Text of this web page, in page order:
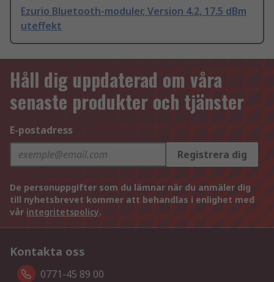
Ezurio Bluetooth-moduler, Version 4.2, 17.5 dBm
uteffekt
Håll dig uppdaterad om våra
senaste produkter och tjänster
E-postadress
Registrera dig
De personuppgifter som du lämnar när du anmäler dig
till nyhetsbrevet kommer att behandlas i enlighet med
vår integritetspolicy.
Kontakta oss
0771-45 89 00